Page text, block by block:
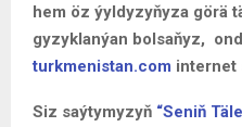
hem öz ýyldyzyňyza görä
gyzyklanýan bolsaňyz,
turkmenistan.com internet
Siz saýtymyzyň “Seniň